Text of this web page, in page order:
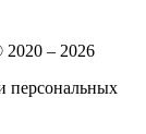
2020 – 2026
персональных